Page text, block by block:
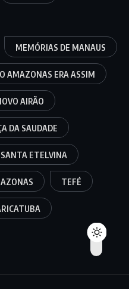
MEMÓRIAS DE MANAUS
AMAZONAS ERA ASSIM
AIRÃO
DA SAUDADE
SANTA ETELVINA
TEFÉ